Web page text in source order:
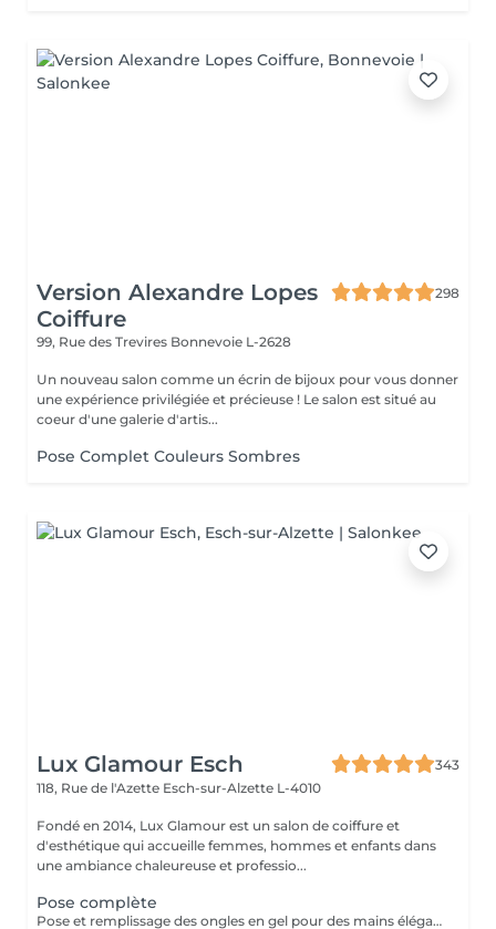
Version Alexandre Lopes
Coiffure
298
99, Rue des Trevires Bonnevoie L-2628
Un nouveau salon comme un écrin de bijoux pour vous donner
une expérience privilégiée et précieuse ! Le salon est situé au
coeur d'une galerie d'artis...
Pose Complet Couleurs Sombres
Lux Glamour Esch
343
118, Rue de l'Azette Esch-sur-Alzette L-4010
Fondé en 2014, Lux Glamour est un salon de coiffure et
d'esthétique qui accueille femmes, hommes et enfants dans
une ambiance chaleureuse et professio...
Pose complète
Pose et remplissage des ongles en gel pour des mains élégantes et durables. La French et le Babyboomer entraînent un supplément de 7 €. Pour toute décoration (brillants, dessins, motifs), à partir de la deuxième ongle décoré, un coût supplémentaire de 3 € sera appliqué.